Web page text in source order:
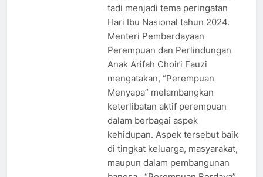
tadi menjadi tema peringatan
Hari Ibu Nasional tahun 2024.
Menteri Pemberdayaan
Perempuan dan Perlindungan
Anak Arifah Choiri Fauzi
mengatakan, “Perempuan
Menyapa” melambangkan
keterlibatan aktif perempuan
dalam berbagai aspek
kehidupan. Aspek tersebut baik
di tingkat keluarga, masyarakat,
maupun dalam pembangunan